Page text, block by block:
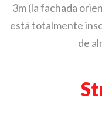
3m (la fachada
está totalmente
de